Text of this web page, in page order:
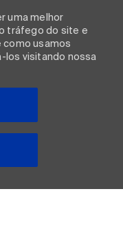
uma melhor
tráfego do site e
como usamos
los visitando nossa